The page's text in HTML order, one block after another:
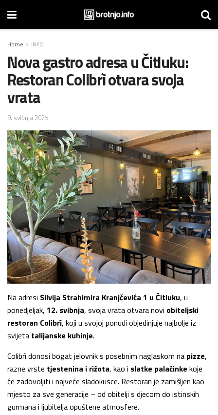
Home INFO
Nova gastro adresa u Čitluku:
Restoran Colibrì otvara svoja
vrata
9. svibnja 2025.
Na adresi Silvija Strahimira Kranjčevića 1 u Čitluku, u
ponedjeljak, 12. svibnja, svoja vrata otvara novi obiteljski
restoran Colibrì, koji u svojoj ponudi objedinjuje najbolje iz
svijeta talijanske kuhinje.
Colibrì donosi bogat jelovnik s posebnim naglaskom na pizze,
razne vrste tjestenina i rižota, kao i slatke palačinke koje
će zadovoljiti i najveće sladokusce. Restoran je zamišljen kao
mjesto za sve generacije – od obitelji s djecom do istinskih
gurmana i ljubitelja opuštene atmosfere.